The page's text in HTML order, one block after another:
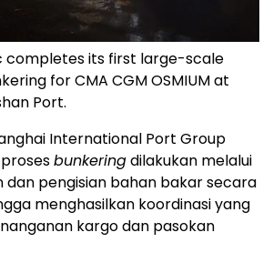
completes its first large-scale
for CMA CGM OSMIUM at
Port.
International Port Group
bunkeringdilakukan melalui
pengisian bahan bakar secara
menghasilkan koordinasi yang
kargo dan pasokan